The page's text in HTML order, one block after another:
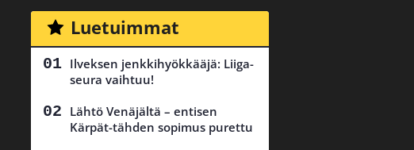
Luetuimmat
Ilveksen jenkkihyökkääjä: Liiga-
seura vaihtuu!
Lähtö Venäjältä – entisen
Kärpät-tähden sopimus purettu